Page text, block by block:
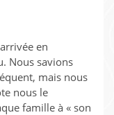
en
Nous savions
mais nous
nous le
famille à « son